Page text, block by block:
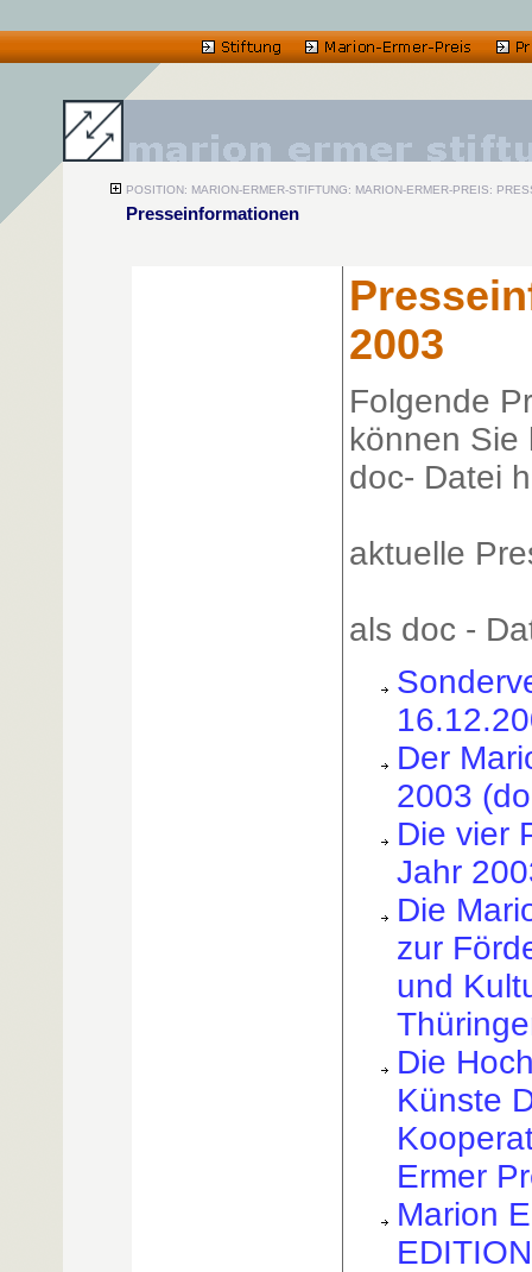
POSITION: MARION-ERMER-STIFTUNG: MARION-ERMER-PREIS:
Presseinformationen
2003
Folgende
können Sie
doc- Datei
aktuelle
als doc -
Der
2003
Die vier
Jahr
Die
zur
und
Die
Künste
Ermer
Marion